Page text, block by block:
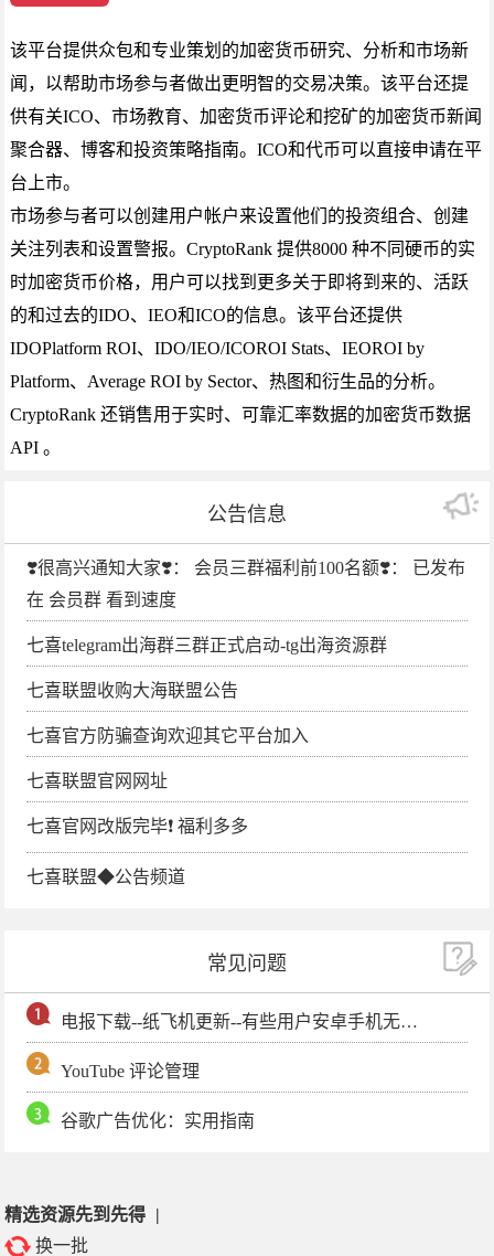
该平台提供众包和专业策划的加密货币研究、分析和市场新
闻，以帮助市场参与者做出更明智的交易决策。该平台还提
供有关ICO、市场教育、加密货币评论和挖矿的加密货币新闻
聚合器、博客和投资策略指南。ICO和代币可以直接申请在平
台上市。
市场参与者可以创建用户帐户来设置他们的投资组合、创建
关注列表和设置警报。CryptoRank 提供8000 种不同硬币的实
时加密货币价格，用户可以找到更多关于即将到来的、活跃
的和过去的IDO、IEO和ICO的信息。该平台还提供
IDOPlatform ROI、IDO/IEO/ICOROI Stats、IEOROI by
Platform、Average ROI by Sector、热图和衍生品的分析。
CryptoRank 还销售用于实时、可靠汇率数据的加密货币数据
API 。
公告信息
❣️很高兴通知大家❣️： 会员三群福利前100名额❣️： 已发布
在 会员群 看到速度
七喜telegram出海群三群正式启动-tg出海资源群
七喜联盟收购大海联盟公告
七喜官方防骗查询欢迎其它平台加入
七喜联盟官网网址
七喜官网改版完毕❗️ 福利多多
七喜联盟◆公告频道
常见问题
电报下载--纸飞机更新--有些用户安卓手机无法更新电报软件
YouTube 评论管理
谷歌广告优化：实用指南
精选资源先到先得 |
换一批